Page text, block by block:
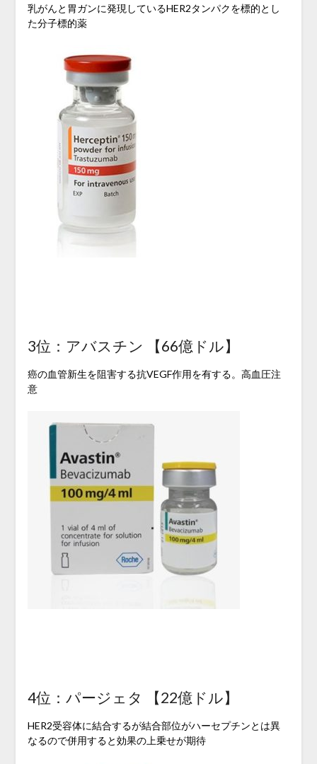
乳がんと胃ガンに発現しているHER2タンパクを標的とし
た分子標的薬
3位：アバスチン 【66億ドル】
癌の血管新生を阻害する抗VEGF作用を有する。高血圧注
意
4位：パージェタ 【22億ドル】
HER2受容体に結合するが結合部位がハーセプチンとは異
なるので併用すると効果の上乗せが期待